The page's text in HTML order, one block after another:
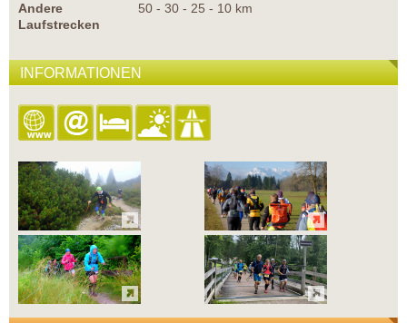
Andere
Laufstrecken
50 - 30 - 25 - 10 km
INFORMATIONEN